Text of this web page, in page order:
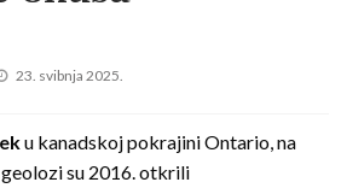
Posted
23. svibnja 2025.
u kanadskoj pokrajini Ontario, na
su 2016. otkrili